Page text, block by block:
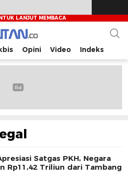
fakta bagi pembaca
Opini Video Indeks
Satgas PKH, Negara
Rp11,42 Triliun dari Tambang